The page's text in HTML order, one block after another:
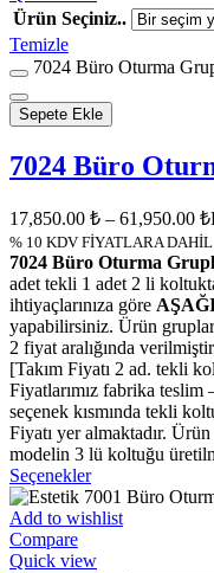
Ürün Seçiniz..
Temizle
7024 Büro Oturma
Sepete Ekle
7024 Büro
17,850.00 ₺ – 61,950.00 ₺
% 10 KDV FİYATLARA
7024 Büro Oturma
adet tekli 1 adet 2 li
ihtiyaçlarınıza göre
yapabilirsiniz. Ürün
2 fiyat aralığında
[Takım Fiyatı 2 ad. tekli
Fiyatlarımız fabrika
seçenek kısmında tekli
Fiyatı yer almaktadır.
modelin 3 lü koltuğu
Seçenekler
Add to wishlist
Compare
Quick view